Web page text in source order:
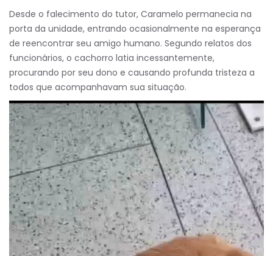
Desde o falecimento do tutor, Caramelo permanecia na
porta da unidade, entrando ocasionalmente na esperança
de reencontrar seu amigo humano. Segundo relatos dos
funcionários, o cachorro latia incessantemente,
procurando por seu dono e causando profunda tristeza a
todos que acompanhavam sua situação.
Tocador
de
vídeo